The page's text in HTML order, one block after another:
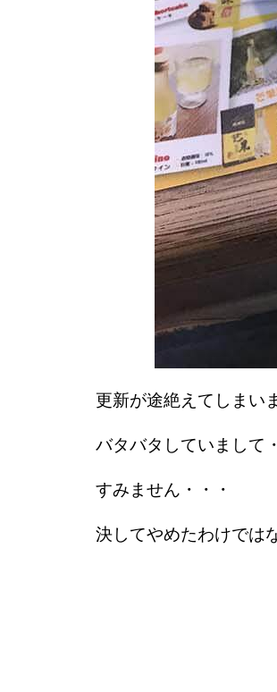
更新が途絶えてしまい
バタバタしていまして
すみません・・・
決してやめたわけでは